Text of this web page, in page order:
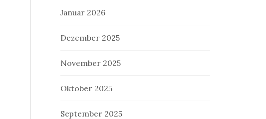
Januar 2026
Dezember 2025
November 2025
Oktober 2025
September 2025